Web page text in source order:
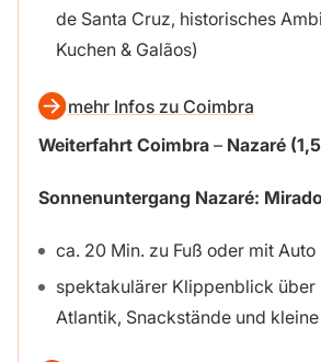
de Santa Cruz, historisches
Kuchen & Galãos)
mehr Infos zu Coimbra
Weiterfahrt Coimbra– Nazaré
Sonnenuntergang Nazaré:
ca. 20 Min. zu Fuß oder mit Auto
spektakulärer Klippenblick über
Atlantik, Snackstände und